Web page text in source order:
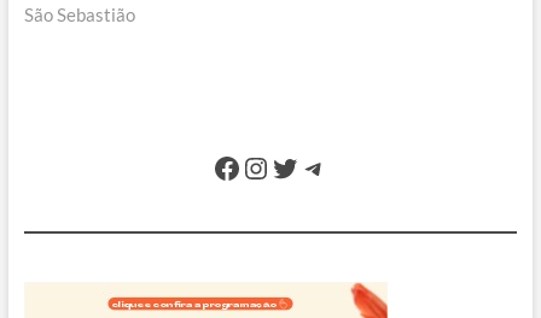
São Sebastião
Facebook
Instagram
Twitter
Telegram